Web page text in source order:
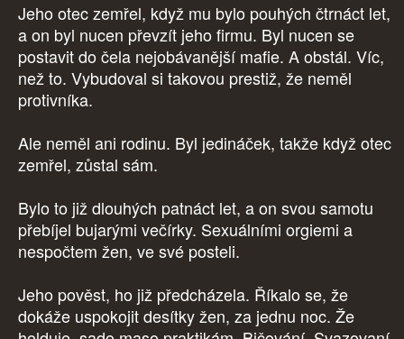
Jeho otec zemřel, když mu bylo pouhých čtrnáct let,
a on byl nucen převzít jeho firmu. Byl nucen se
postavit do čela nejobávanější mafie. A obstál. Víc,
než to. Vybudoval si takovou prestiž, že neměl
protivníka.
Ale neměl ani rodinu. Byl jedináček, takže když otec
zemřel, zůstal sám.
Bylo to již dlouhých patnáct let, a on svou samotu
přebíjel bujarými večírky. Sexuálními orgiemi a
nespočtem žen, ve své posteli.
Jeho pověst, ho již předcházela. Říkalo se, že
dokáže uspokojit desítky žen, za jednu noc. Že